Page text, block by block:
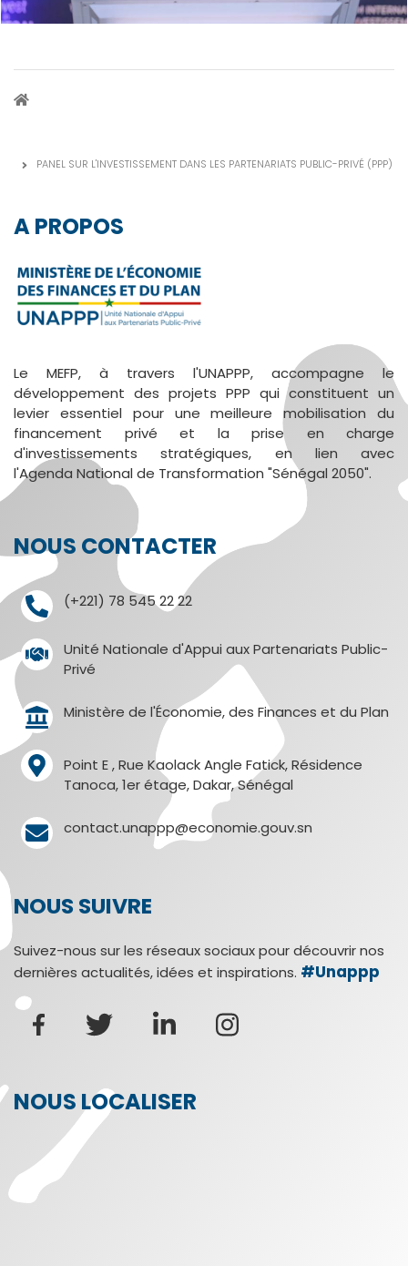
FIL
PANEL SUR L'INVESTISSEMENT DANS LES PARTENARIATS PUBLIC-PRIVÉ (PPP)
A PROPOS
Le MEFP, à travers l'UNAPPP, accompagne le
développement des projets PPP qui constituent un
levier essentiel pour une meilleure mobilisation du
financement privé et la prise en charge
d'investissements stratégiques, en lien avec
l'Agenda National de Transformation "Sénégal 2050".
NOUS CONTACTER
(+221) 78 545 22 22
Unité Nationale d'Appui aux Partenariats Public-
Privé
Ministère de l'Économie, des Finances et du Plan
Point E , Rue Kaolack Angle Fatick, Résidence
Tanoca, 1er étage, Dakar, Sénégal
contact.unappp@economie.gouv.sn
NOUS SUIVRE
Suivez-nous sur les réseaux sociaux pour découvrir nos
dernières actualités, idées et inspirations. #Unappp
NOUS LOCALISER